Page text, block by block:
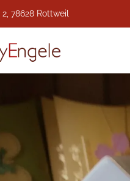
78628 Rottweil